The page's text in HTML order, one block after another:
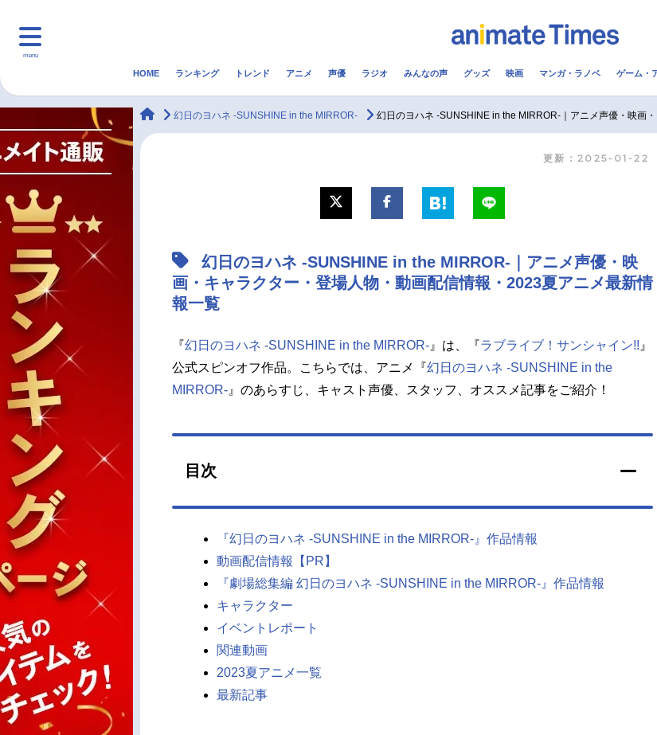
menu
マンガ・ラノベ 2.5次元
声優記事一覧
アニメ映画一覧
男性声優/女性声優一覧
今期ア
夏アニメ
HOME ランキング トレンド アニメ 声優 ラジオ みんなの声 グッズ 映画 マンガ・ラノベ ゲーム・
animateTimes
幻日のヨハネ -SUNSHINE in the MIRROR- 幻日のヨハネ -SUNSHINE in the MIRROR-｜アニメ声優・映画・キ
更新：2025-01-22
幻日のヨハネ -SUNSHINE in the MIRROR-｜アニメ声優・映
画・キャラクター・登場人物・動画配信情報・2023夏アニメ最新情
報一覧
『幻日のヨハネ -SUNSHINE in the MIRROR- 』は、『ラブライブ！サンシャイン!! 』
公式スピンオフ作品。こちらでは、アニメ『幻日のヨハネ -SUNSHINE in the
MIRROR- 』のあらすじ、キャスト声優、スタッフ、オススメ記事をご紹介！
目次
『幻日のヨハネ -SUNSHINE in the MIRROR-』作品情報
動画配信情報【PR】
『劇場総集編 幻日のヨハネ -SUNSHINE in the MIRROR-』作品情報
キャラクター
イベントレポート
関連動画
2023夏アニメ一覧
最新記事